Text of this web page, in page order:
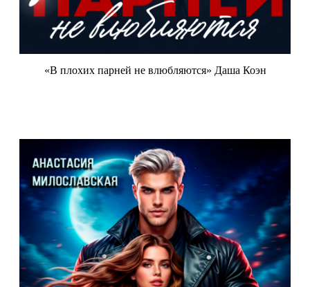
«В плохих парней не влюбляются» Даша Коэн